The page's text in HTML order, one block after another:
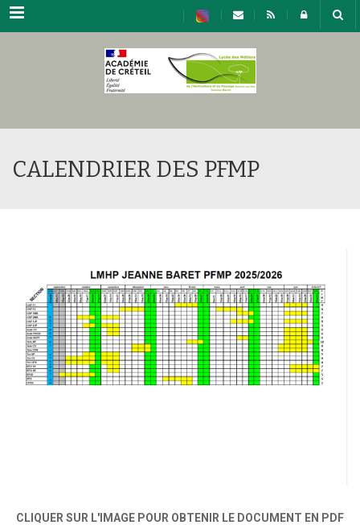
Menu
CALENDRIER DES PFMP
CLIQUER SUR L'IMAGE POUR OBTENIR LE DOCUMENT EN PDF